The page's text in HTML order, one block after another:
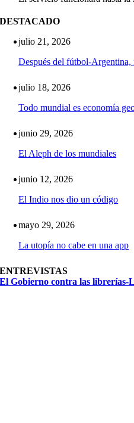
DESTACADO
julio 21, 2026
Después del fútbol-Argentina,
julio 18, 2026
Todo mundial es economía
junio 29, 2026
El Aleph de los mundiales
junio 12, 2026
El Indio nos dio un código
mayo 29, 2026
La utopía no cabe en una app
ENTREVISTAS
El Gobierno contra las librerías-